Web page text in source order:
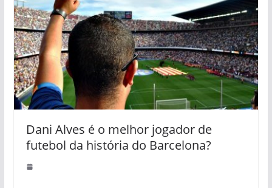
Dani Alves é o melhor jogador de
futebol da história do Barcelona?